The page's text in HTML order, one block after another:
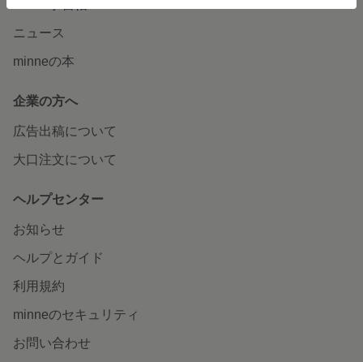
ニュース
minneの本
企業の方へ
広告出稿について
大口注文について
ヘルプセンター
お知らせ
ヘルプとガイド
利用規約
minneのセキュリティ
お問い合わせ